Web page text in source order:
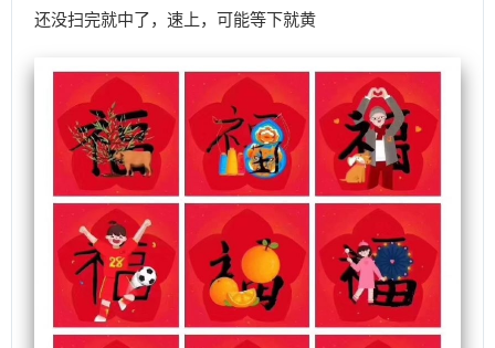
还没扫完就中了，速上，可能等下就黄